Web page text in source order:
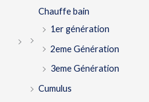
Chauffe bain
1er génération
2eme Génération
3eme Génération
Cumulus